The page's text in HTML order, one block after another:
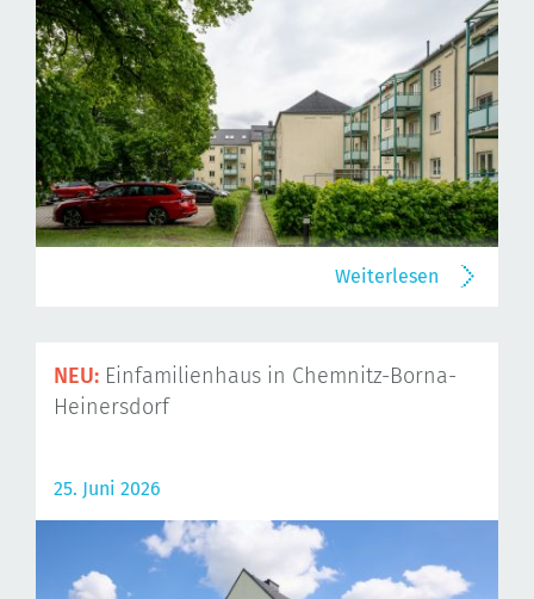
Weiterlesen
NEU: Einfamilienhaus in Chemnitz-Borna-
Heinersdorf
25. Juni 2026